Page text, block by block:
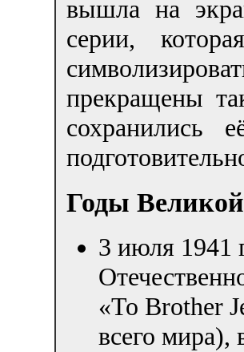
вышла на
серии,
прекращены
сохранились
Годы
3 июля 1941
«To Brother
всего мира),